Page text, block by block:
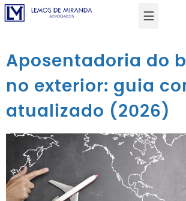
Aposentadoria do
no exterior: guia
atualizado (2026)